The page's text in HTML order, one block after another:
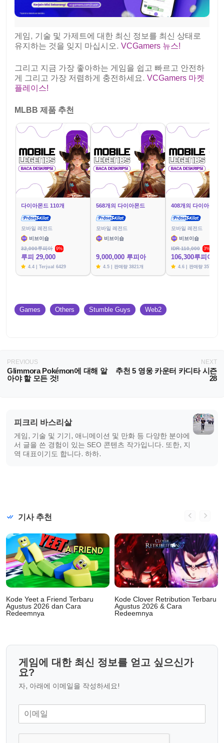
게임, 기술 및 가제트에 대한 최신 정보를 최신 상태로
유지하는 것을 잊지 마십시오. VCGamers 뉴스!
그리고 지금 가장 좋아하는 게임을 쉽고 빠르고 안전하
게 그리고 가장 저렴하게 충전하세요. VCGamers 마켓
플레이스!
MLBB 제품 추천
다이아몬드 110개
모바일 레전드
비브이숍
32,000루피아
9%
루피 29,000
4.4 | Terjual 6429
568개의 다이아몬드
모바일 레전드
비브이숍
9,000,000 루피아
4.5 | 판매량 3821개
408개의 다이아몬드
모바일 레전드
비브이숍
IDR 110,000
3%
106,300루피아
4.6 | 판매량 3576개
Games Others Stumble Guys Web2
PREVIOUS
Glimmora Pokémon에 대해 알
아야 할 모든 것!
NEXT
추천 5 영웅 카운터 카디타 시즌
28
피크리 바스리살
게임, 기술 및 기기, 애니메이션 및 만화 등 다양한 분야에
서 글을 쓴 경험이 있는 SEO 콘텐츠 작가입니다. 또한, 지
역 대표이기도 합니다. 하하.
기사 추천
Kode Yeet a Friend Terbaru
Agustus 2026 dan Cara
Redeemnya
Kode Clover Retribution Terbaru
Agustus 2026 & Cara
Redeemnya
게임에 대한 최신 정보를 얻고 싶으신가
요?
자, 아래에 이메일을 작성하세요!